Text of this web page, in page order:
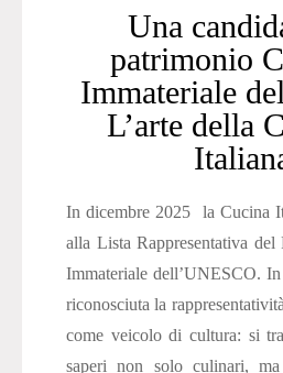
Una
patrimonio
Immateriale
L’arte della
In dicembre 2025 la Cucina
alla Lista Rappresentativa
Immateriale dell’UNESCO.
riconosciuta la
come veicolo di cultura: si
saperi non solo culinari,